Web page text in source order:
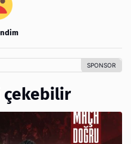
çekebilir